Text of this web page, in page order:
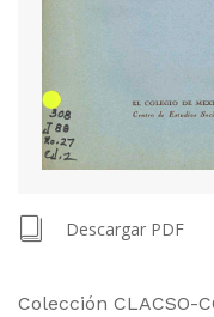
Descargar PDF
Colección CLACSO-